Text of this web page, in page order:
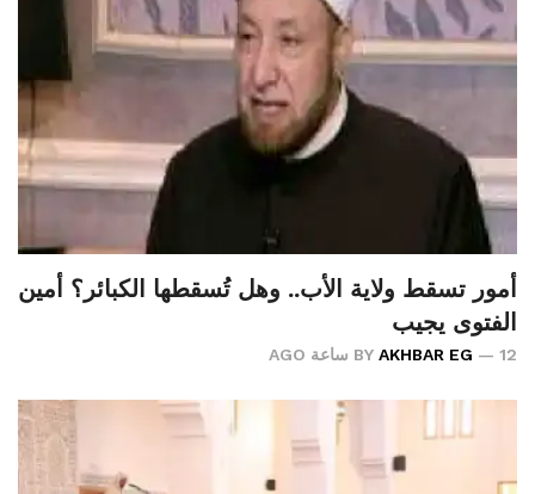
أمور تسقط ولاية الأب.. وهل تُسقطها الكبائر؟ أمين
الفتوى يجيب
BY AKHBAR EG 12 ساعة AGO